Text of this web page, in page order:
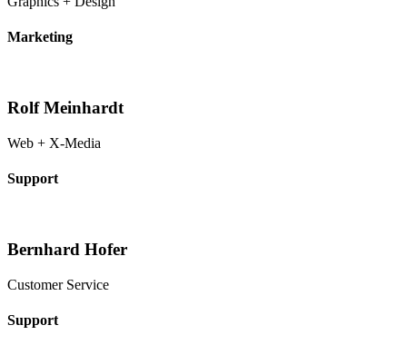
Marketing
Rolf Meinhardt
Web + X-Media
Support
Bernhard Hofer
Customer Service
Support